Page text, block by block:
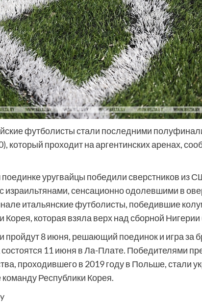
футболисты стали последними
который проходит на аргентинских аренах,
уругвайцы победили сверстников из
израильтянами, сенсационно одолевшими в
итальянские футболисты, победившие
Корея, которая взяла верх над сборной Нигерии
8 июня, решающий поединок и игра за
11 июня в Ла-Плате. Победителями
проходившего в 2019 году в Польше, стали
Республики Корея.